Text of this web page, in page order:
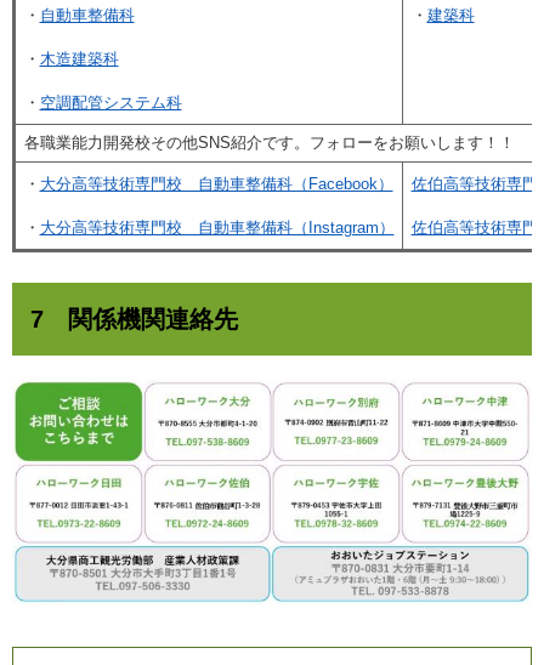
・ 自動車整備科
・ 木造建築科
・ 空調配管システム科
・ 建築科
各職業能力開発校その他SNS紹介です。フォローをお願いします！！
・ 大分高等技術専門校 自動車整備科（Facebook）
・ 大分高等技術専門校 自動車整備科（Instagram）
佐伯高等技術専門
佐伯高等技術専門
7 関係機関連絡先